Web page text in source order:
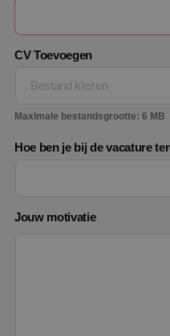
CV Toevoegen
Bestand kiezen
Maximale bestandsgrootte: 6 MB
Hoe ben je bij de vacature
Jouw motivatie
kernfunctionaliteiten
gebruikersaanmelding
website kan niet goed
Naam
PHPSESSID